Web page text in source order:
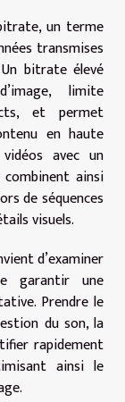
un terme
transmises
bitrate élevé
limite
et permet
en haute
avec un
ainsi
de séquences
visuels.
d’examiner
garantir une
Prendre le
du son, la
rapidement
ainsi le